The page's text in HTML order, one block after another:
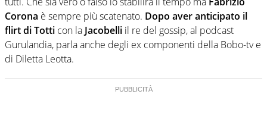
prevalentemente di calcio
Corona è sempre più scatenato. Dopo aver anticipato il
flirt di Totti con la Jacobelli il re del gossip, al podcast
Gurulandia, parla anche degli ex componenti della Bobo-tv e
di Diletta Leotta.